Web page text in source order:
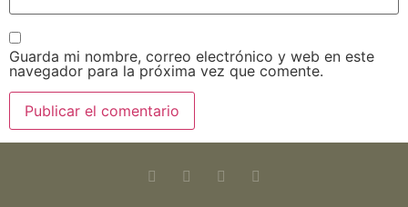
Guarda mi nombre, correo electrónico y web en este
navegador para la próxima vez que comente.